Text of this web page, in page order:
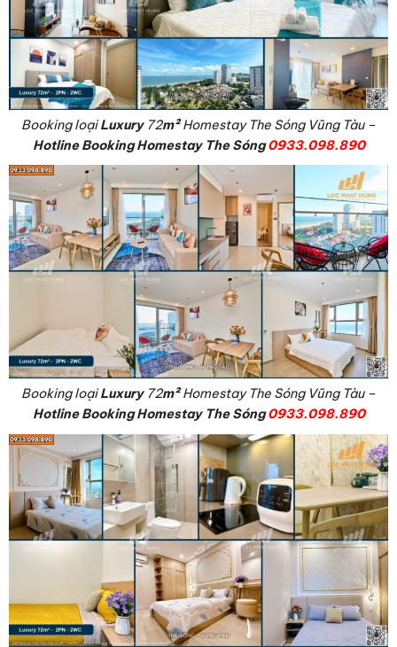
Booking loạiLuxury72m²Homestay The Sóng Vũng Tàu –
Hotline Booking Homestay The Sóng0933.098.890
Booking loạiLuxury72m²Homestay The Sóng Vũng Tàu –
Hotline Booking Homestay The Sóng0933.098.890